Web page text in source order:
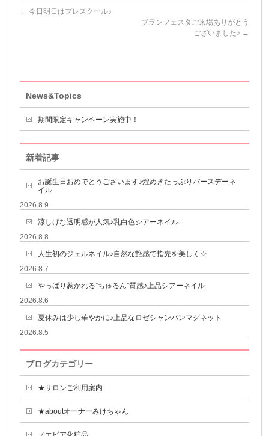
← 今日明日はプレスクール♪
ブランフェスタご来場ありがとう
ございました♪ →
News&Topics
期間限定キャンペーン実施中！
新着記事
お誕生日おめでとうございます♪煌めきたっぷりバースデーネ
イル
2026.8.9
涼しげな透明感が人気♪乳白色シアーネイル
2026.8.8
人生初のジェルネイル♪自然な艶感で指先を美しく☆
2026.8.7
やっぱり惹かれる”ちゅるん”質感♪上品シアーネイル
2026.8.6
夏休みは少し華やかに♪上品なロゼシャンパンマグネット
2026.8.5
ブログカテゴリー
★サロンご利用案内
★aboutオーナーみけちゃん